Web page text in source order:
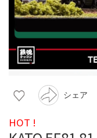
シェア
HOT !